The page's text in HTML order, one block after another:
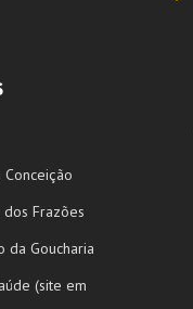
Conceição
Frazões
da Goucharia
(site em